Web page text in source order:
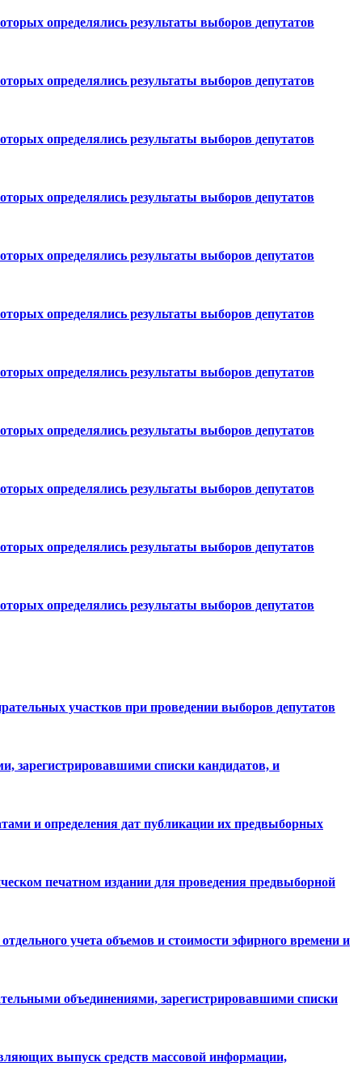
определялись результаты выборов депутатов
определялись результаты выборов депутатов
определялись результаты выборов депутатов
определялись результаты выборов депутатов
определялись результаты выборов депутатов
определялись результаты выборов депутатов
определялись результаты выборов депутатов
определялись результаты выборов депутатов
определялись результаты выборов депутатов
определялись результаты выборов депутатов
определялись результаты выборов депутатов
участков при проведении выборов депутатов
зарегистрировавшими списки кандидатов, и
и определения дат публикации их предвыборных
печатном издании для проведения предвыборной
учета объемов и стоимости эфирного времени и
объединениями, зарегистрировавшими списки
выпуск средств массовой информации,